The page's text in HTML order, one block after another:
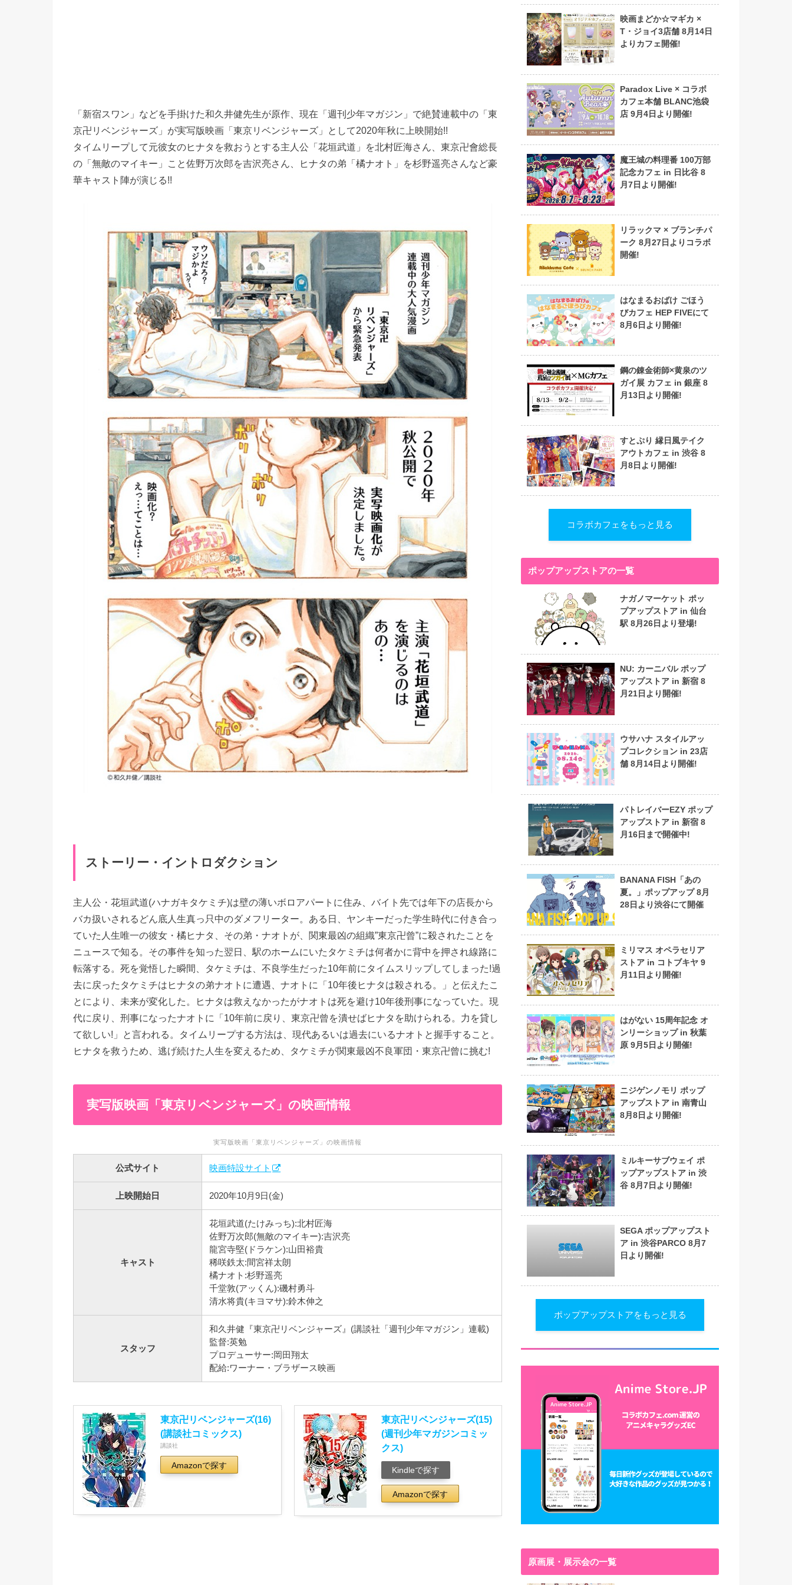
「新宿スワン」などを手掛けた和久井健先生が原作、現在「週刊少年マガジン」で絶賛連載中の「東
京卍リベンジャーズ」が実写版映画「東京リベンジャーズ」として2020年秋に上映開始!!
タイムリープして元彼女のヒナタを救おうとする主人公「花垣武道」を北村匠海さん、東京卍會総長
の「無敵のマイキー」こと佐野万次郎を吉沢亮さん、ヒナタの弟「橘ナオト」を杉野遥亮さんなど豪
華キャスト陣が演じる!!
ストーリー・イントロダクション
主人公・花垣武道(ハナガキタケミチ)は壁の薄いボロアパートに住み、バイト先では年下の店長から
バカ扱いされるどん底人生真っ只中のダメフリーター。ある日、ヤンキーだった学生時代に付き合っ
ていた人生唯一の彼女・橘ヒナタ、その弟・ナオトが、関東最凶の組織”東京卍曾”に殺されたことを
ニュースで知る。その事件を知った翌日、駅のホームにいたタケミチは何者かに背中を押され線路に
転落する。死を覚悟した瞬間、タケミチは、不良学生だった10年前にタイムスリップしてしまった!過
去に戻ったタケミチはヒナタの弟ナオトに遭遇、ナオトに「10年後ヒナタは殺される。」と伝えたこ
とにより、未来が変化した。ヒナタは救えなかったがナオトは死を避け10年後刑事になっていた。現
代に戻り、刑事になったナオトに「10年前に戻り、東京卍曾を潰せばヒナタを助けられる。力を貸し
て欲しい!」と言われる。タイムリープする方法は、現代あるいは過去にいるナオトと握手すること。
ヒナタを救うため、逃げ続けた人生を変えるため、タケミチが関東最凶不良軍団・東京卍曾に挑む!
実写版映画「東京リベンジャーズ」の映画情報
実写版映画「東京リベンジャーズ」の映画情報
公式サイト 映画特設サイト
上映開始日 2020年10月9日(金)
キャスト
花垣武道(たけみっち):北村匠海
佐野万次郎(無敵のマイキー):吉沢亮
龍宮寺堅(ドラケン):山田裕貴
稀咲鉄太:間宮祥太朗
橘ナオト:杉野遥亮
千堂敦(アッくん):磯村勇斗
清水将貴(キヨマサ):鈴木伸之
スタッフ
和久井健『東京卍リベンジャーズ』(講談社「週刊少年マガジン」連載)
監督:英勉
プロデューサー:岡田翔太
配給:ワーナー・ブラザース映画
東京卍リベンジャーズ(16)
(講談社コミックス)
講談社
Amazonで探す
東京卍リベンジャーズ(15)
(週刊少年マガジンコミッ
クス)
Kindleで探す
Amazonで探す
映画まどか☆マギカ ×
T・ジョイ3店舗 8月14日
よりカフェ開催!
Paradox Live × コラボ
カフェ本舗 BLANC池袋
店 9月4日より開催!
魔王城の料理番 100万部
記念カフェ in 日比谷 8
月7日より開催!
リラックマ × ブランチパ
ーク 8月27日よりコラボ
開催!
はなまるおばけ ごほう
びカフェ HEP FIVEにて
8月6日より開催!
鋼の錬金術師×黄泉のツ
ガイ展 カフェ in 銀座 8
月13日より開催!
すとぷり 縁日風テイク
アウトカフェ in 渋谷 8
月8日より開催!
コラボカフェをもっと見る
ポップアップストアの一覧
ナガノマーケット ポッ
プアップストア in 仙台
駅 8月26日より登場!
NU: カーニバル ポップ
アップストア in 新宿 8
月21日より開催!
ウサハナ スタイルアッ
プコレクション in 23店
舗 8月14日より開催!
パトレイバーEZY ポップ
アップストア in 新宿 8
月16日まで開催中!
BANANA FISH「あの
夏。」ポップアップ 8月
28日より渋谷にて開催
ミリマス オペラセリア
ストア in コトブキヤ 9
月11日より開催!
はがない 15周年記念 オ
ンリーショップ in 秋葉
原 9月5日より開催!
ニジゲンノモリ ポップ
アップストア in 南青山
8月8日より開催!
ミルキーサブウェイ ポ
ップアップストア in 渋
谷 8月7日より開催!
SEGA ポップアップスト
ア in 渋谷PARCO 8月7
日より開催!
ポップアップストアをもっと見る
原画展・展示会の一覧